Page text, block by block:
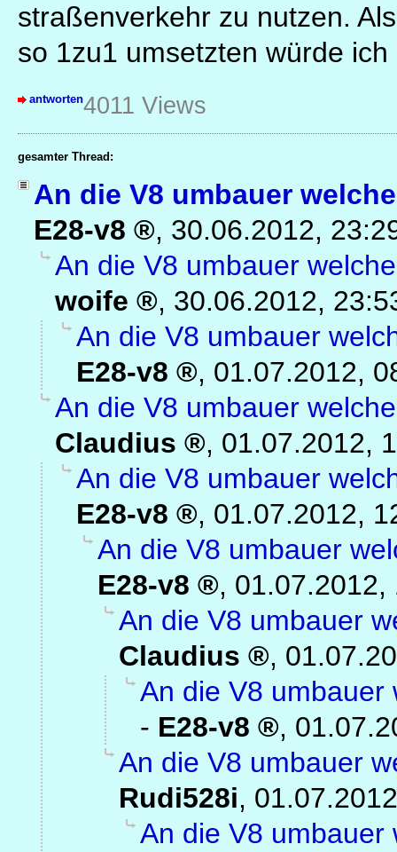
straßenverkehr zu nutzen.
so 1zu1 umsetzten würde ich
antworten4011 Views
gesamter Thread:
An die V8 umbauer
E28-v8
, 30.06.2012,
An die V8 umbauer
woife
, 30.06.2012,
An die V8 umbauer
E28-v8
, 01.07.2012,
An die V8 umbauer
Claudius
, 01.07.2012,
An die V8 umbauer
E28-v8
, 01.07.2012,
An die V8 umbauer
E28-v8
, 01.07.2012,
An die V8 umbauer
Claudius
,
An die V8 umbauer
- E28-v8 ,
An die V8 umbauer
Rudi528i,
An die V8 umbauer